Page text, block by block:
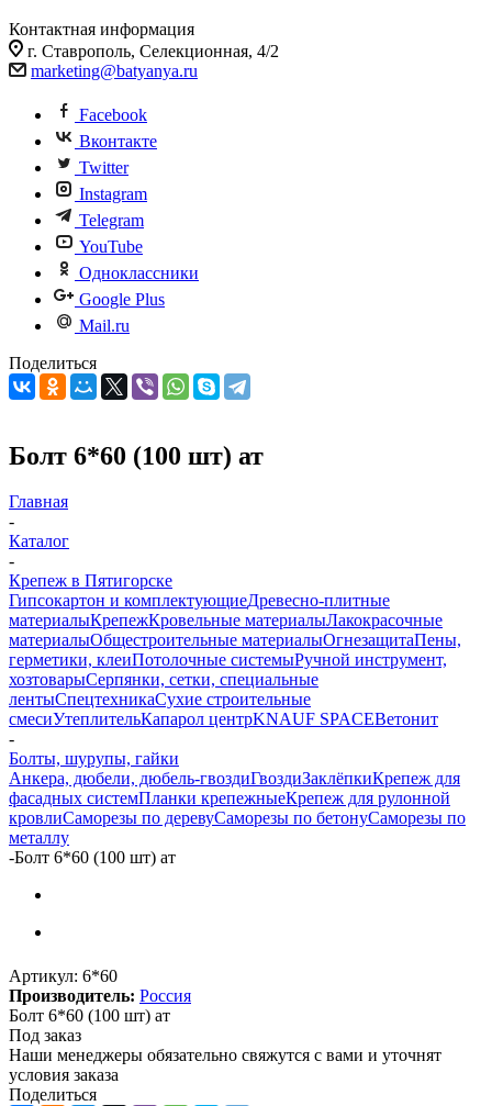
Контактная информация
г. Ставрополь, Селекционная, 4/2
marketing@batyanya.ru
Facebook
Вконтакте
Twitter
Instagram
Telegram
YouTube
Одноклассники
Google Plus
Mail.ru
Поделиться
Болт 6*60 (100 шт) ат
Главная
-
Каталог
-
Крепеж в Пятигорске
Гипсокартон и комплектующиеДревесно-плитные
материалыКрепежКровельные материалыЛакокрасочные
материалыОбщестроительные материалыОгнезащитаПены,
герметики, клеиПотолочные системыРучной инструмент,
хозтоварыСерпянки, сетки, специальные
лентыСпецтехникаСухие строительные
смесиУтеплительКапарол центрKNAUF SPACEВетонит
-
Болты, шурупы, гайки
Анкера, дюбели, дюбель-гвоздиГвоздиЗаклёпкиКрепеж для
фасадных системПланки крепежныеКрепеж для рулонной
кровлиСаморезы по деревуСаморезы по бетонуСаморезы по
металлу
-Болт 6*60 (100 шт) ат
Артикул: 6*60
Производитель: Россия
Болт 6*60 (100 шт) ат
Под заказ
Наши менеджеры обязательно свяжутся с вами и уточнят
условия заказа
Поделиться